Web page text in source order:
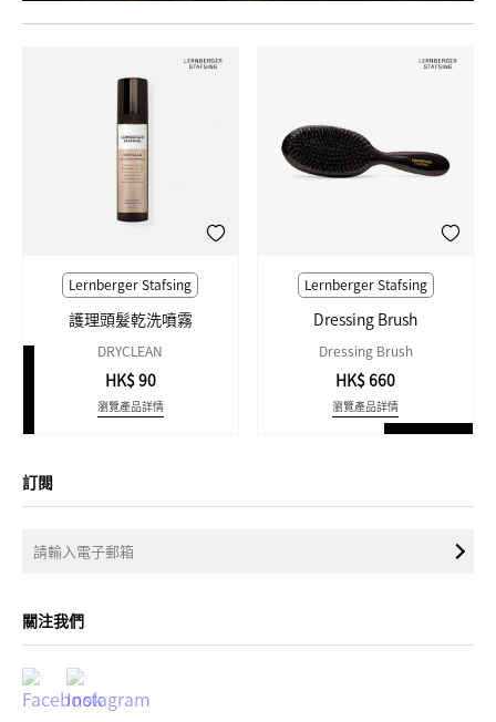
Lernberger Stafsing
護理頭髮乾洗噴霧
DRYCLEAN
HK$ 90
瀏覽產品詳情
Lernberger Stafsing
Dressing Brush
Dressing Brush
HK$ 660
瀏覽產品詳情
訂閱
關注我們